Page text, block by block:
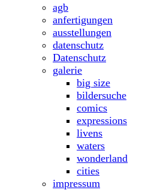
agb
anfertigungen
ausstellungen
datenschutz
Datenschutz
galerie
big size
bildersuche
comics
expressions
livens
waters
wonderland
cities
impressum